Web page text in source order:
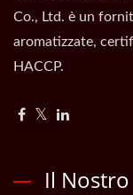
Co., Ltd. è un
aromatizzate,
HACCP.
Il